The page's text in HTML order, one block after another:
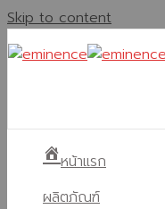
Skip to content
หน้าแรก
ผลิตภัณฑ์